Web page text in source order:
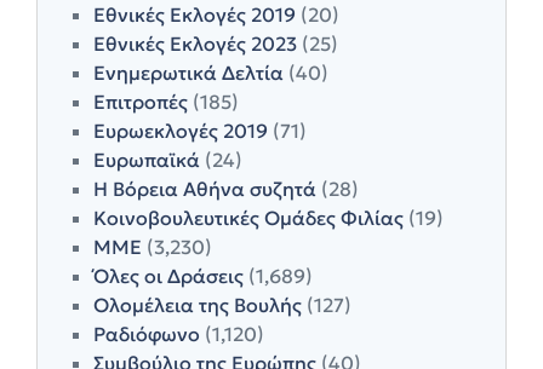
Εθνικές Εκλογές 2019 (20)
Εθνικές Εκλογές 2023 (25)
Ενημερωτικά Δελτία (40)
Επιτροπές (185)
Ευρωεκλογές 2019 (71)
Ευρωπαϊκά (24)
Η Βόρεια Αθήνα συζητά (28)
Κοινοβουλευτικές Ομάδες Φιλίας (19)
ΜΜΕ (3,230)
Όλες οι Δράσεις (1,689)
Ολομέλεια της Βουλής (127)
Ραδιόφωνο (1,120)
Συμβούλιο της Ευρώπης (40)